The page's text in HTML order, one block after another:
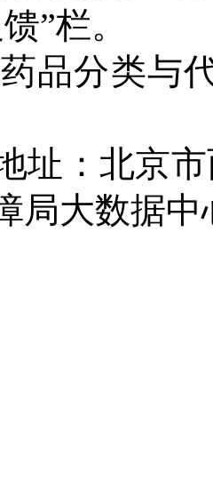
”栏。
品分类与
址：北京
局大数据中